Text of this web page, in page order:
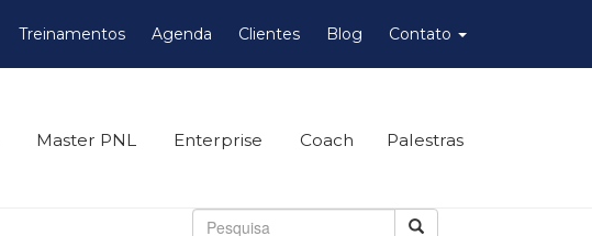
Treinamentos Agenda Clientes Blog Contato
Master PNL Enterprise Coach Palestras